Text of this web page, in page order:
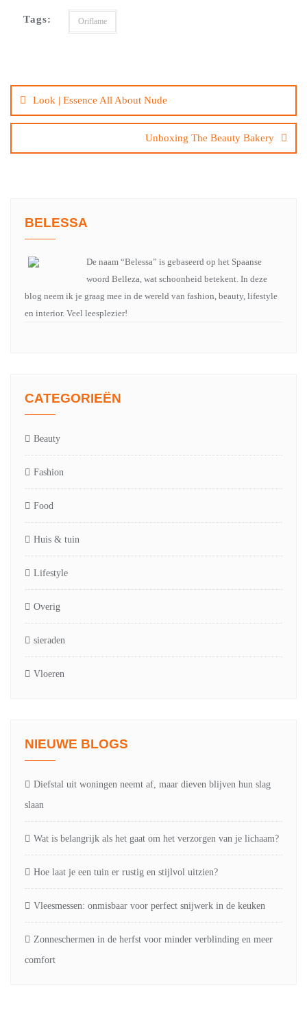
Tags: Oriflame
navigatie
Look | Essence All About Nude
Unboxing The Beauty Bakery
BELESSA
De naam “Belessa” is gebaseerd op het Spaanse
woord Belleza, wat schoonheid betekent. In deze
blog neem ik je graag mee in de wereld van fashion, beauty, lifestyle
en interior. Veel leesplezier!
CATEGORIEËN
Beauty
Fashion
Food
Huis & tuin
Lifestyle
Overig
sieraden
Vloeren
NIEUWE BLOGS
Diefstal uit woningen neemt af, maar dieven blijven hun slag
slaan
Wat is belangrijk als het gaat om het verzorgen van je lichaam?
Hoe laat je een tuin er rustig en stijlvol uitzien?
Vleesmessen: onmisbaar voor perfect snijwerk in de keuken
Zonneschermen in de herfst voor minder verblinding en meer
comfort